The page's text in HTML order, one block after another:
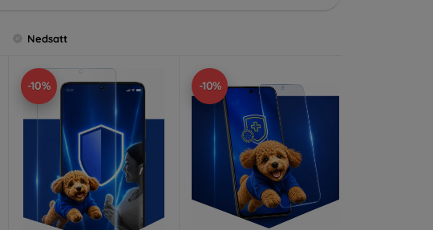
Nedsatt
-10% -10%